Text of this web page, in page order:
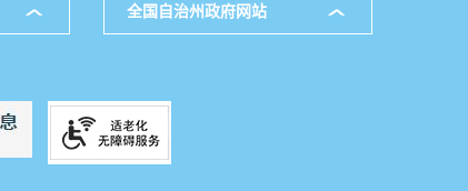
全国自治州政府网站